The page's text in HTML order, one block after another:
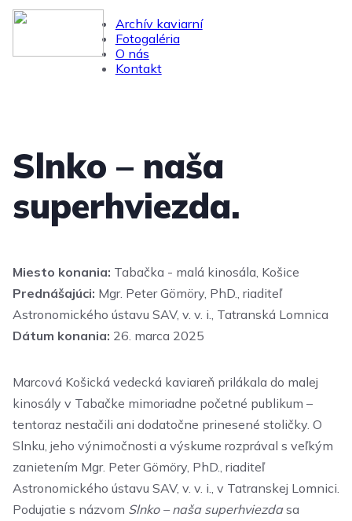
Archív kaviarní
Fotogaléria
O nás
Kontakt
Slnko – naša
superhviezda.
Miesto konania: Tabačka - malá kinosála, Košice
Prednášajúci: Mgr. Peter Gömöry, PhD., riaditeľ
Astronomického ústavu SAV, v. v. i., Tatranská Lomnica
Dátum konania: 26. marca 2025
Marcová Košická vedecká kaviareň prilákala do malej
kinosály v Tabačke mimoriadne početné publikum –
tentoraz nestačili ani dodatočne prinesené stoličky. O
Slnku, jeho výnimočnosti a výskume rozprával s veľkým
zanietením Mgr. Peter Gömöry, PhD., riaditeľ
Astronomického ústavu SAV, v. v. i., v Tatranskej Lomnici.
Podujatie s názvom Slnko – naša superhviezdasa